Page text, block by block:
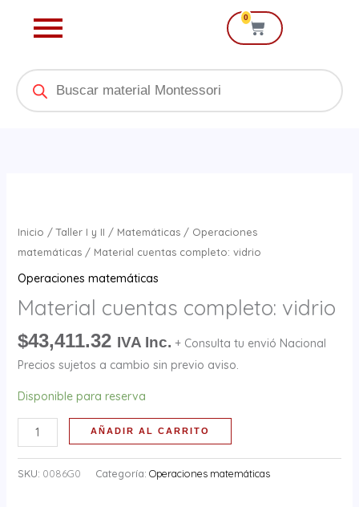
0
Cart
Products
search
Inicio /Taller I y II / Matemáticas/ Operaciones
matemáticas/ Material cuentas completo: vidrio
Operaciones matemáticas
Material cuentas completo: vidrio
$43,411.32 IVA Inc. + Consulta tu envió Nacional
Precios sujetos a cambio sin previo aviso.
Disponible para reserva
completo:
vidrio
AÑADIR AL CARRITO
SKU: 0086G0 Categoría: Operaciones matemáticas